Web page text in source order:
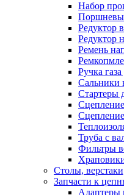
Набор
Редуктор
Редуктор
Ремень
Ручка
Сальники
Стартеры
Сцепление
Труба с
Фильтры
Столы,
Запчасти к
Адаптеры